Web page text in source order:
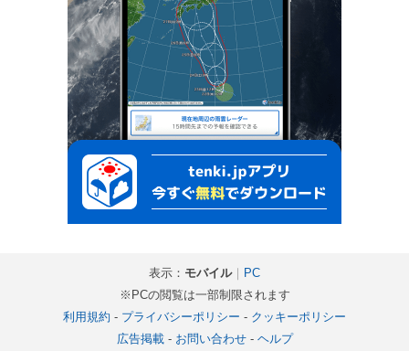
表示： モバイル｜ PC
※PCの閲覧は一部制限されます
利用規約 - プライバシーポリシー - クッキーポリシー
広告掲載- お問い合わせ- ヘルプ